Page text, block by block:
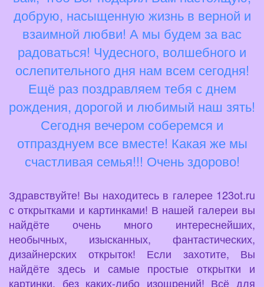
добрую, насыщенную жизнь в верной и
взаимной любви! А мы будем за вас
радоваться! Чудесного, волшебного и
ослепительного дня нам всем сегодня!
Ещё раз поздравляем тебя с днем
рождения, дорогой и любимый наш зять!
Сегодня вечером соберемся и
отпразднуем все вместе! Какая же мы
счастливая семья!!! Очень здорово!
Здравствуйте! Вы находитесь в галерее 123ot.ru
с открытками и картинками! В нашей галереи вы
найдёте очень много интереснейших,
необычных, изысканных, фантастических,
дизайнерских открыток! Если захотите, Вы
найдёте здесь и самые простые открытки и
картинки, без каких-либо изощрений! Всё для